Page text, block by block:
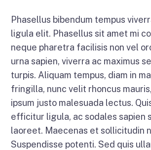
Phasellus bibendum tempus
ligula elit. Phasellus sit amet mi
neque pharetra facilisis non vel
urna sapien, viverra ac maximus
turpis. Aliquam tempus, diam in
fringilla, nunc velit rhoncus
ipsum justo malesuada lectus.
efficitur ligula, ac sodales sapien
laoreet. Maecenas et sollicitudin
Suspendisse potenti. Sed quis